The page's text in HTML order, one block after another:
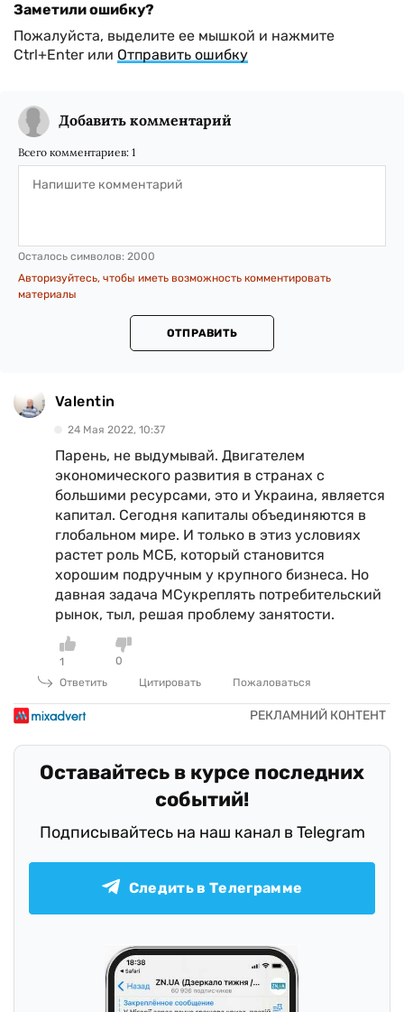
Заметили ошибку?
Пожалуйста, выделите ее мышкой и нажмите
Ctrl+Enter или Отправить ошибку
Добавить комментарий
Всего комментариев: 1
Осталось символов: 2000
Авторизуйтесь, чтобы иметь возможность комментировать
материалы
ОТПРАВИТЬ
Valentin
24 Мая 2022, 10:37
Парень, не выдумывай. Двигателем
экономического развития в странах с
большими ресурсами, это и Украина, является
капитал. Сегодня капиталы объединяются в
глобальном мире. И только в этиз условиях
растет роль МСБ, который становится
хорошим подручным у крупного бизнеса. Но
давная задача МСукреплять потребительский
рынок, тыл, решая проблему занятости.
1
0
Ответить
Цитировать Пожаловаться
Оставайтесь в курсе последних
событий!
Подписывайтесь на наш канал в Telegram
Следить в Телеграмме